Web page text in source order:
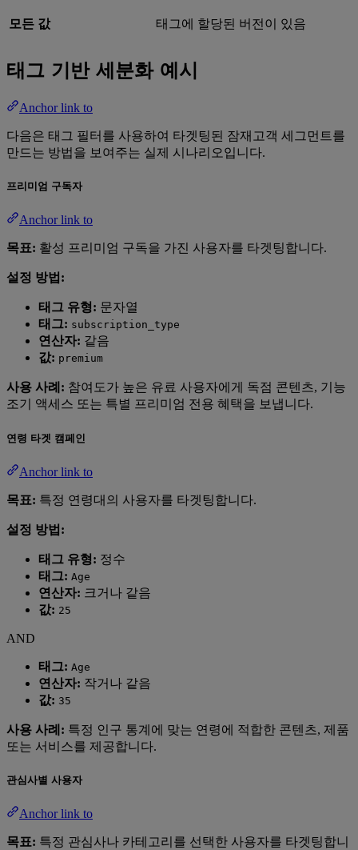
모든 값 태그에 할당된 버전이 있음
태그 기반 세분화 예시
Anchor link to
다음은 태그 필터를 사용하여 타겟팅된 잠재고객 세그먼트를
만드는 방법을 보여주는 실제 시나리오입니다.
프리미엄 구독자
Anchor link to
목표: 활성 프리미엄 구독을 가진 사용자를 타겟팅합니다.
설정 방법:
태그 유형: 문자열
태그: subscription_type
연산자: 같음
값: premium
사용 사례: 참여도가 높은 유료 사용자에게 독점 콘텐츠, 기능
조기 액세스 또는 특별 프리미엄 전용 혜택을 보냅니다.
연령 타겟 캠페인
Anchor link to
목표: 특정 연령대의 사용자를 타겟팅합니다.
설정 방법:
태그 유형: 정수
태그: Age
연산자: 크거나 같음
값: 25
AND
태그: Age
연산자: 작거나 같음
값: 35
사용 사례: 특정 인구 통계에 맞는 연령에 적합한 콘텐츠, 제품
또는 서비스를 제공합니다.
관심사별 사용자
Anchor link to
목표: 특정 관심사나 카테고리를 선택한 사용자를 타겟팅합니